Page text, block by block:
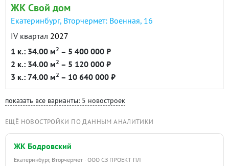
ЖК Свой дом
Екатеринбург, Вторчермет: Военная, 16
IV квартал 2027
1 к.: 34.00 м2 – 5 400 000 ₽
2 к.: 34.00 м2 – 5 120 000 ₽
3 к.: 74.00 м2 – 10 640 000 ₽
показать все варианты: 5 новостроек
ЕЩЁ НОВОСТРОЙКИ ПО ДАННЫМ АНАЛИТИКИ
ЖК Бодровский
Екатеринбург, Вторчермет · ООО СЗ ПРОЕКТ ПЛ